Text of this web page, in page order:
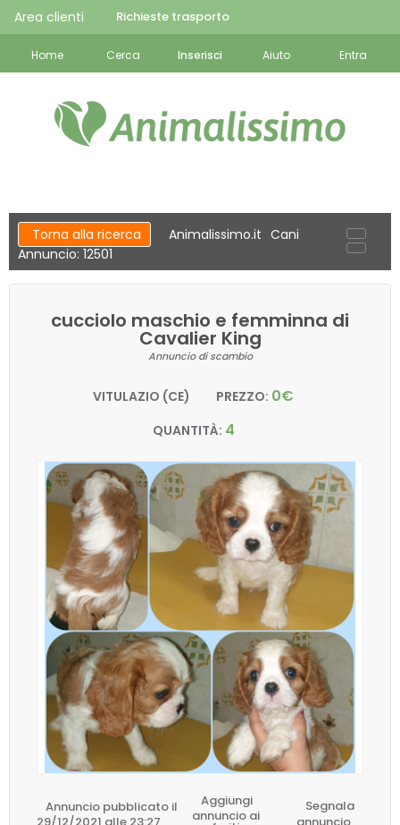
Area clienti Richieste trasporto
Home Cerca Inserisci Aiuto Entra
Torna alla ricerca Animalissimo.it Cani
Annuncio: 12501
cucciolo maschio e femminna di
Cavalier King
Annuncio di scambio
VITULAZIO (CE) PREZZO: 0€
QUANTITÀ: 4
Annuncio pubblicato il
29/12/2021 alle 23:27
Aggiungi
annuncio ai
Segnala
annuncio